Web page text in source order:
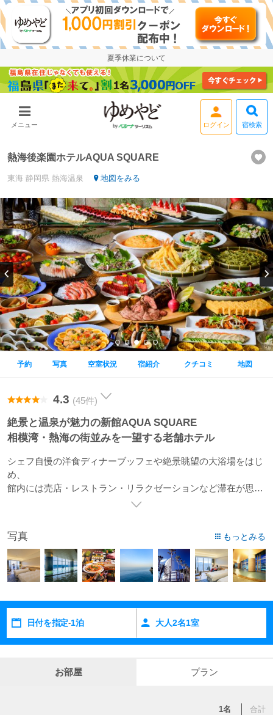
夏季休業について
メニュー 宿検索
熱海後楽園ホテルAQUA SQUARE
東海 静岡県 熱海温泉 地図をみる
予約 写真 空室状況 宿紹介 クチコミ 地図
4.3 (45件)
絶景と温泉が魅力の新館AQUA SQUARE
相模湾・熱海の街並みを一望する老舗ホテル
シェフ自慢の洋食ディナーブッフェや絶景眺望の大浴場をはじ
め、
館内には売店・レストラン・リラクゼーションなど滞在が思う
存分楽しめる要素がたくさん。
どが楽しめる。（※別途入館料有料）
写真 もっとみる
日付を指定-1泊 大人2名1室
お部屋 プラン
1名 合計